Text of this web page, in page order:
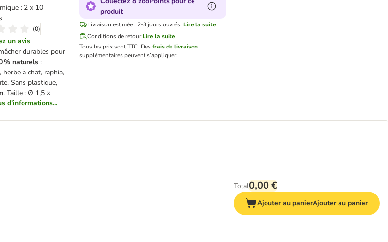
: 2 x 10
(0)
un avis
durables pour
% naturels :
herbe à chat, raphia,
Sans plastique,
. Taille : Ø 1,5 ×
d'informations...
produit
Livraison estimée : 2-3 jours ouvrés. Lire la suite
Conditions de retour Lire la suite
Tous les prix sont TTC. Desfrais de livraison
supplémentaires peuvent s’appliquer.
Total0,00 €
Ajouter au panierAjouter au panier